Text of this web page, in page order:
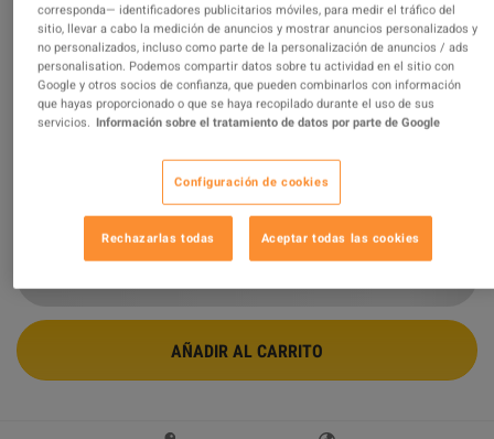
Borderlands 2 - Creature Slaughterdome DLC PC
Steam CD Key (MAC OS X)
Vendido por Gamekeyz.net
97.05% de 288898 evaluaciones son excelentes!
4 MÁS OFERTAS DISPONIBLES A PARTIR DE $3.59
AÑADIR AL CARRITO
corresponda— identificadores publicitarios móviles, para medir el tráfico del
sitio, llevar a cabo la medición de anuncios y mostrar anuncios personalizados y
no personalizados, incluso como parte de la personalización de anuncios / ads
personalisation. Podemos compartir datos sobre tu actividad en el sitio con
Google y otros socios de confianza, que pueden combinarlos con información
que hayas proporcionado o que se haya recopilado durante el uso de sus
servicios. Información sobre el tratamiento de datos por parte de Google
Configuración de cookies
Rechazarlas todas Aceptar todas las cookies